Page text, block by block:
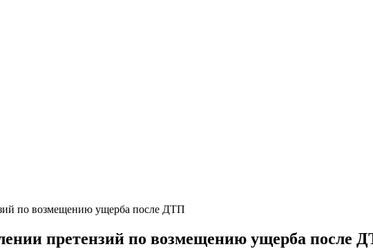
по возмещению ущерба после ДТП
претензий по возмещению ущерба после